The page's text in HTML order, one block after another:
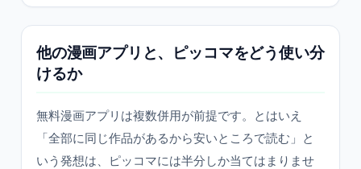
他の漫画アプリと、ピッコマをどう使い分
けるか
無料漫画アプリは複数併用が前提です。とはいえ
「全部に同じ作品があるから安いところで読む」と
いう発想は、ピッコマには半分しか当てはまりませ